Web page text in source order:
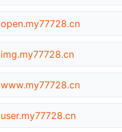
open.my77728.cn
img.my77728.cn
www.my77728.cn
user.my77728.cn